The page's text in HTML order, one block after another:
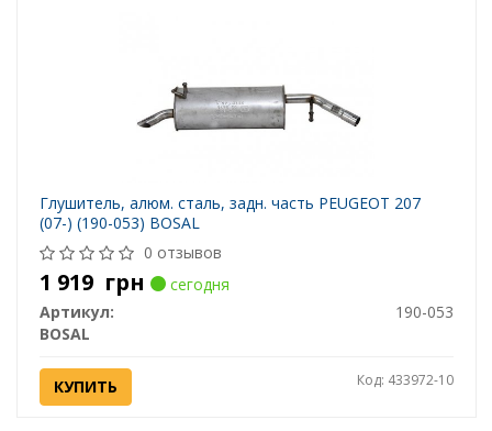
Глушитель, алюм. cталь, задн. часть PEUGEOT 207
(07-) (190-053) BOSAL
0 отзывов
1 919 грн
сегодня
Артикул:
190-053
BOSAL
КУПИТЬ Код: 433972-10